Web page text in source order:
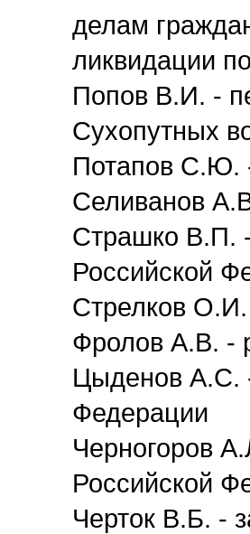
делам
ликвидации
Попов В.И. -
Сухопутных
Потапов С.Ю. -
Селиванов
Страшко В.П.
Российской
Стрелков О.И.
Фролов А.В. -
Цыденов А.С.
Федерации
Черногоров
Российской
Черток В.Б. -